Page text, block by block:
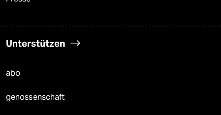
Unterstützen
abo
genossenschaft